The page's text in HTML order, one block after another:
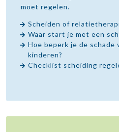
moet regelen.
Scheiden of
Waar start je met een
Hoe beperk je de schade
kinderen?
Checklist scheiding